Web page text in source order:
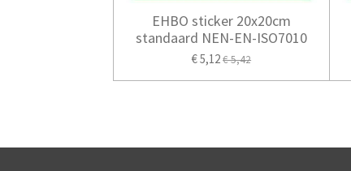
EHBO sticker 20x20cm
standaard NEN-EN-ISO7010
€ 5,12€ 5,42